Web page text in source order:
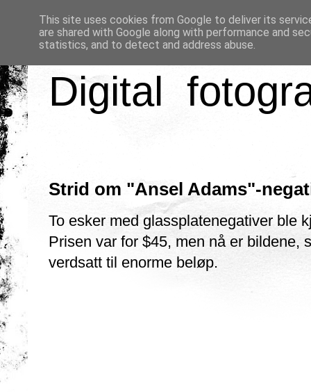
Digital
Strid om "Ansel Adams"-
To esker med glassplatenegativer ble
Prisen var for $45, men nå er
verdsatt til enorme beløp.
This site uses cookies from Google to deliver its
are shared with Google along with performance and
statistics, and to detect and address abuse.